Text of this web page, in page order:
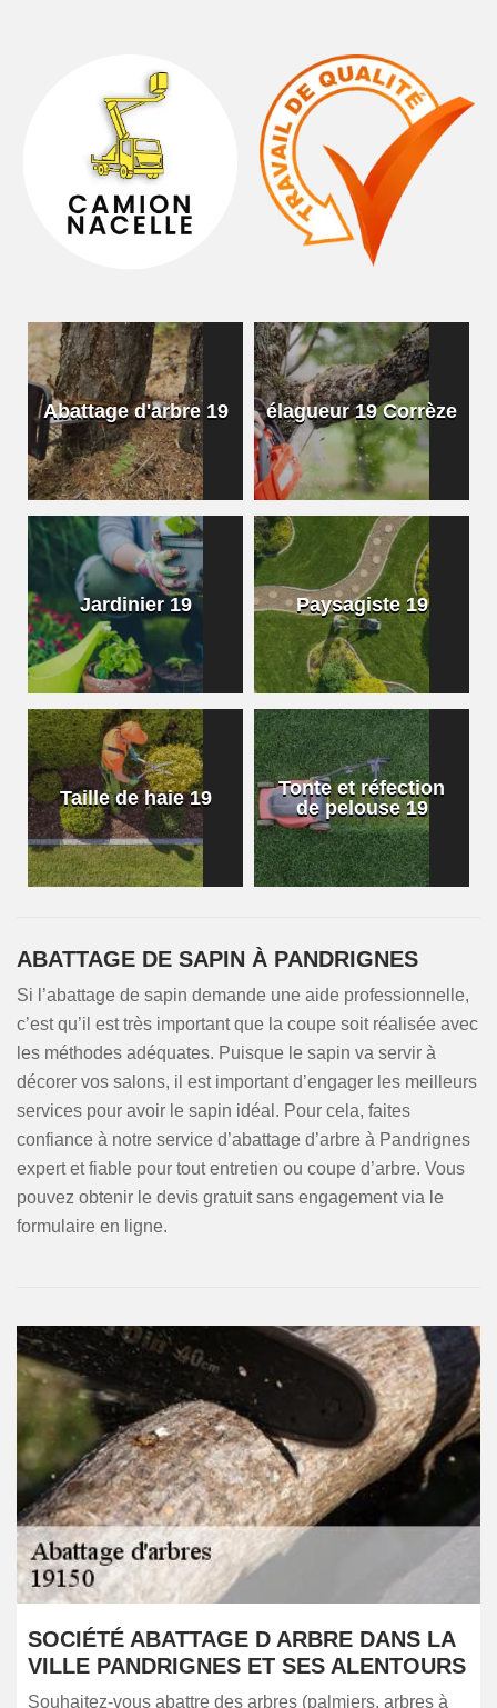
Abattage d'arbre 19 élagueur 19 Corrèze
Jardinier 19 Paysagiste 19
Taille de haie 19
Tonte et réfection
de pelouse 19
ABATTAGE DE SAPIN À PANDRIGNES
Si l’abattage de sapin demande une aide professionnelle,
c’est qu’il est très important que la coupe soit réalisée avec
les méthodes adéquates. Puisque le sapin va servir à
décorer vos salons, il est important d’engager les meilleurs
services pour avoir le sapin idéal. Pour cela, faites
confiance à notre service d’abattage d’arbre à Pandrignes
expert et fiable pour tout entretien ou coupe d’arbre. Vous
pouvez obtenir le devis gratuit sans engagement via le
formulaire en ligne.
SOCIÉTÉ ABATTAGE D ARBRE DANS LA
VILLE PANDRIGNES ET SES ALENTOURS
Souhaitez-vous abattre des arbres (palmiers, arbres à